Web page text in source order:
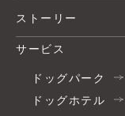
ストーリー
サービス
ドッグパーク
ドッグホテル